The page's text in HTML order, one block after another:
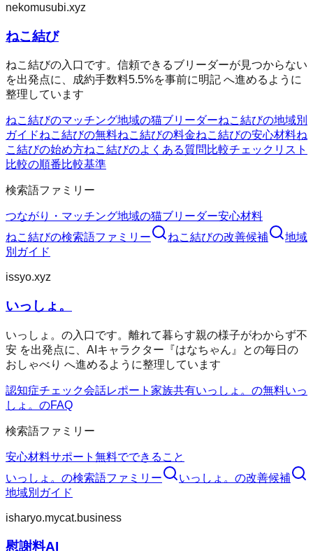
nekomusubi.xyz
ねこ結び
ねこ結びの入口です。信頼できるブリーダーが見つからない
を出発点に、成約手数料5.5%を事前に明記 へ進めるように
整理しています
ねこ結びのマッチング地域の猫ブリーダーねこ結びの地域別
ガイドねこ結びの無料ねこ結びの料金ねこ結びの安心材料ね
こ結びの始め方ねこ結びのよくある質問 比較チェックリスト
比較の順番比較基準
検索語ファミリー
つながり・マッチング地域の猫ブリーダー安心材料
ねこ結びの検索語ファミリー ねこ結びの改善候補
地域
別ガイド
issyo.xyz
いっしょ。
いっしょ。の入口です。離れて暮らす親の様子がわからず不
安 を出発点に、AIキャラクター『はなちゃん』との毎日の
おしゃべり へ進めるように整理しています
認知症チェック会話レポート 家族共有いっしょ。の無料いっ
しょ。のFAQ
検索語ファミリー
安心材料サポート 無料でできること
いっしょ。 の検索語ファミリー いっしょ。 の改善候補
地域別ガイド
isharyo.mycat.business
慰謝料AI